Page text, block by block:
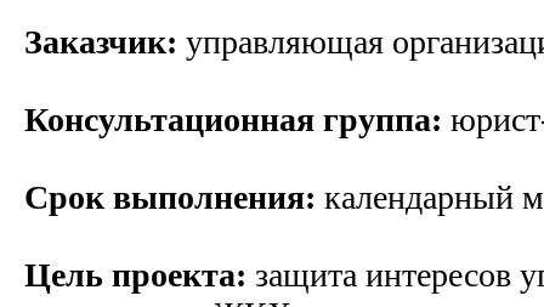
Заказчик: управляющая
Консультационная группа:
Срок выполнения: календарный
Цель проекта: защита интересов